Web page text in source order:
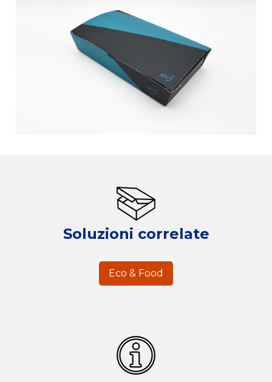
Soluzioni correlate
Eco & Food